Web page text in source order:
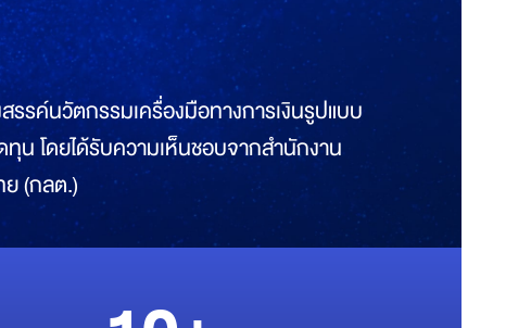
รค์นวัตกรรมเครื่องมือทางการเงินรูปแบบ
น โดยได้รับความเห็นชอบจากสำนักงาน
(กลต.)